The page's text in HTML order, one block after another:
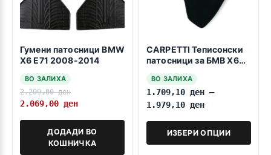
Гумени патосници BMW
X6 E71 2008-2014
ВО ЗАЛИХА
2.299,00ден
2.069,00 ден
ДОДАДИ ВО
КОШНИЧКА
CARPETTI Теписонски
патосници за БМВ Х6
ВО ЗАЛИХА
1.709,10 ден –
1.979,10 ден
ИЗБЕРИ ОПЦИИ